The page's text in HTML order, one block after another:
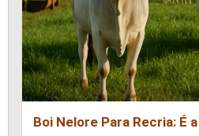
Boi Nelore Para Recria: É